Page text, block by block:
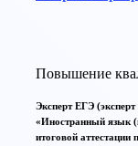
Повышение
Эксперт ЕГЭ
«Иностранный язык
итоговой